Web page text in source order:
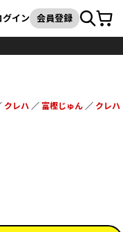
検索
グイン 会員登録カート
クレハ／ 富樫じゅん／ クレハ